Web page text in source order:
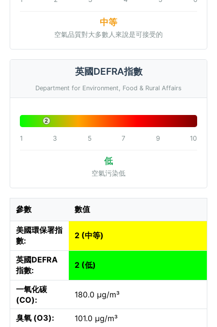
中等
空氣品質對大多數人來說是可接受的
英國DEFRA指數
Department for Environment, Food & Rural Affairs
2
1 3 5 7 9 10
低
空氣污染低
參數 數值
美國環保署指
數:
2 (中等)
英國DEFRA
指數:
2 (低)
一氧化碳
(CO):
180.0 µg/m³
臭氧 (O3):
101.0 µg/m³